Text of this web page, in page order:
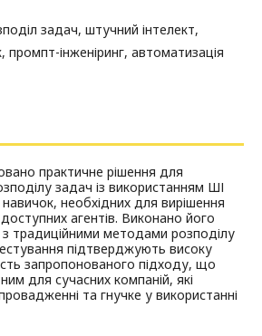
задач, штучний інтелект,
промпт-інженіринг, автоматизація
практичне рішення для
задач із використанням ШІ
необхідних для вирішення
агентів. Виконано його
з традиційними методами розподілу
підтверджують високу
запропонованого підходу, що
для сучасних компаній, які
та гнучке у використанні